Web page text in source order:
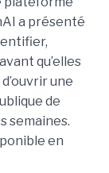
a présenté
qu’elles
une
de
semaines.
en